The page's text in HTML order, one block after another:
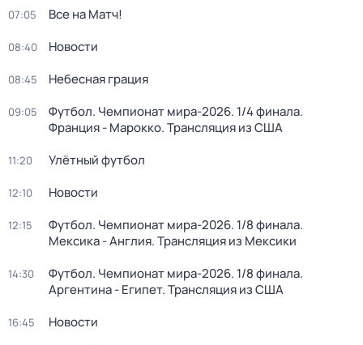
07:05 Все на Матч!
08:40 Новости
08:45 Небесная грация
09:05
Футбол. Чемпионат мира-2026. 1/4 финала.
Франция - Марокко. Трансляция из США
11:20 Улётный футбол
12:10 Новости
12:15
Футбол. Чемпионат мира-2026. 1/8 финала.
Мексика - Англия. Трансляция из Мексики
14:30
Футбол. Чемпионат мира-2026. 1/8 финала.
Аргентина - Египет. Трансляция из США
16:45 Новости